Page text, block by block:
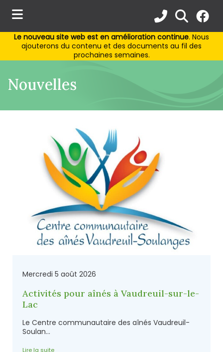
(Municipalité )
(Services aux citoyens )
(Activités et loisirs )
Le nouveau site web est en amélioration continue. Nous
ajouterons du contenu et des documents au fil des
prochaines semaines.
Nouvelles
Mercredi 5 août 2026
Activités pour aînés à Vaudreuil-sur-le-
Lac
Le Centre communautaire des aînés Vaudreuil-
Soulan...
Lire la suite